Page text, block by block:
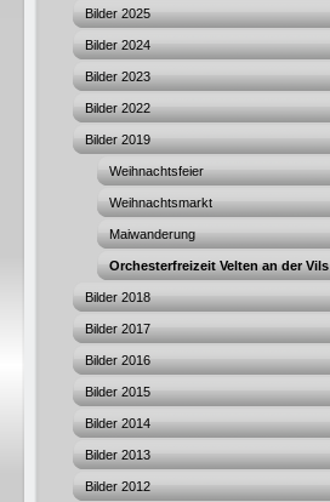
Bilder 2025
Bilder 2024
Bilder 2023
Bilder 2022
Bilder 2019
Weihnachtsfeier
Weihnachtsmarkt
Maiwanderung
Orchesterfreizeit Velten an der Vils
Bilder 2018
Bilder 2017
Bilder 2016
Bilder 2015
Bilder 2014
Bilder 2013
Bilder 2012